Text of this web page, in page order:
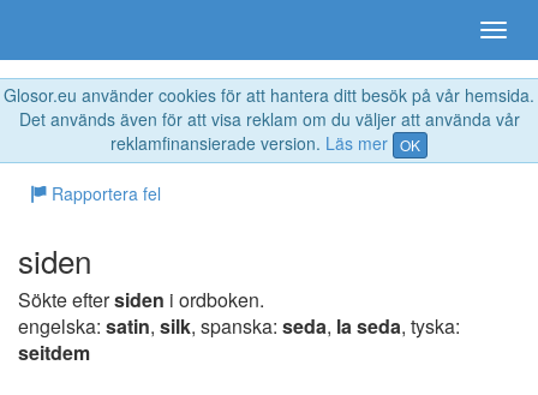
Glosor.eu använder cookies för att hantera ditt besök på vår hemsida.
Det används även för att visa reklam om du väljer att använda vår
reklamfinansierade version. Läs mer OK
Rapportera fel
siden
Sökte eftersiden i ordboken.
engelska: satin, silk, spanska: seda, la seda, tyska:
seitdem